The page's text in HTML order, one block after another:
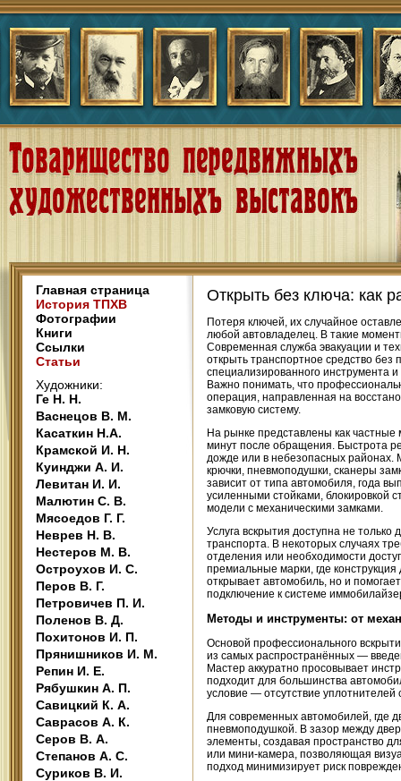
Главная страница
История ТПХВ
Фотографии
Книги
Ссылки
Статьи
Художники:
Ге Н. Н.
Васнецов В. М.
Касаткин Н.А.
Крамской И. Н.
Куинджи А. И.
Левитан И. И.
Малютин С. В.
Мясоедов Г. Г.
Неврев Н. В.
Нестеров М. В.
Остроухов И. С.
Перов В. Г.
Петровичев П. И.
Поленов В. Д.
Похитонов И. П.
Прянишников И. М.
Репин И. Е.
Рябушкин А. П.
Савицкий К. А.
Саврасов А. К.
Серов В. А.
Степанов А. С.
Суриков В. И.
Открыть без ключа: как
Потеря ключей, их случайное
любой автовладелец. В такие
Современная служба эвакуации и
открыть транспортное средство без
специализированного инструмента
Важно понимать, что
операция, направленная на
замковую систему.
На рынке представлены как
минут после обращения. Быстрота
дожде или в небезопасных районах.
крючки, пневмоподушки, сканеры
зависит от типа автомобиля, года
усиленными стойками, блокировкой
модели с механическими замками.
Услуга вскрытия доступна не
транспорта. В некоторых случаях
отделения или необходимости
премиальные марки, где
открывает автомобиль, но и
подключение к системе
Методы и инструменты: от
Основой профессионального
из самых распространённых —
Мастер аккуратно просовывает
подходит для большинства
условие — отсутствие
Для современных автомобилей, где
пневмоподушкой. В зазор между
элементы, создавая пространство
или мини-камера, позволяющая
подход минимизирует риск